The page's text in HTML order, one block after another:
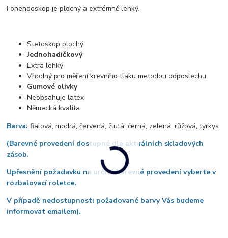
Fonendoskop je plochý a extrémně lehký.
Stetoskop plochý
Jednohadičkový
Extra lehký
Vhodný pro měření krevního tlaku metodou odposlechu
Gumové olivky
Neobsahuje latex
Německá kvalita
Barva: fialová, modrá, červená, žlutá, černá, zelená, růžová, tyrkys
(Barevné provedení dostupné dle aktuálních skladových
zásob.
Upřesnění požadavku na určité barevné provedení vyberte v
rozbalovací roletce.
V případě nedostupnosti požadované barvy Vás budeme
informovat emailem).